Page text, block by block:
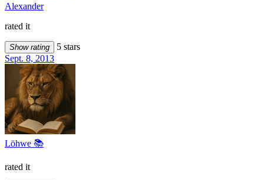
Alexander
rated it
Show rating
5 stars
Sept. 8, 2013
Löhwe 📚
rated it